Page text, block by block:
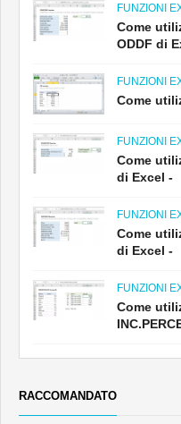
FUNZIONI
Come
ODDF di
FUNZIONI
Come
FUNZIONI
Come
di Excel -
FUNZIONI
Come
di Excel -
FUNZIONI
Come
RACCOMANDATO